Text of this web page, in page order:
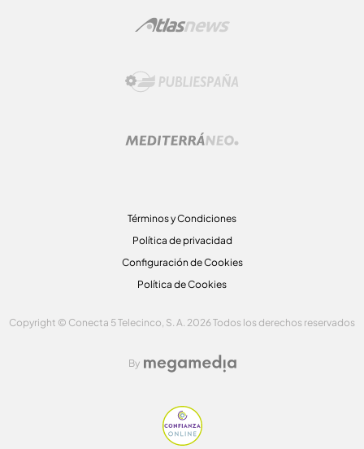
Términos y Condiciones
Política de privacidad
Configuración de Cookies
Política de Cookies
Copyright © Conecta 5 Telecinco, S. A. 2026 Todos los derechos reservados
By